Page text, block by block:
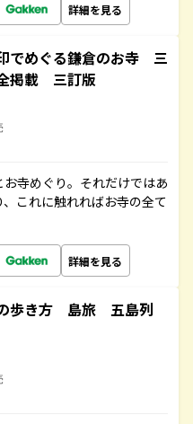
詳細を見る
でめぐる鎌倉のお寺 三
掲載 三訂版
寺めぐり。それだけではあ
これに触れればお寺の全て
詳細を見る
歩き方 島旅 五島列